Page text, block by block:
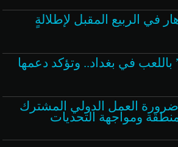
في الربيع المقبل لإطلالةٍ
في بغداد.. وتؤكد دعمها
العمل الدولي المشترك
ومواجهة التحديات